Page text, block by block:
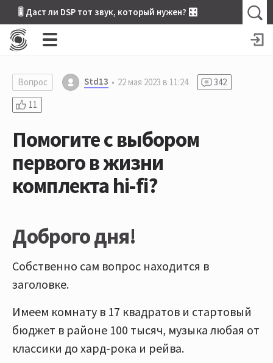
🎚 Даст ли DSP тот звук, который нужен? 🎛
Вопрос Std13 22 мая 2023 в 11:24
342
11
Помогите с выбором
первого в жизни
комплекта hi-fi?
Доброго дня!
Собственно сам вопрос находится в
заголовке.
Имеем комнату в 17 квадратов и стартовый
бюджет в районе 100 тысяч, музыка любая от
классики до хард-рока и рейва.